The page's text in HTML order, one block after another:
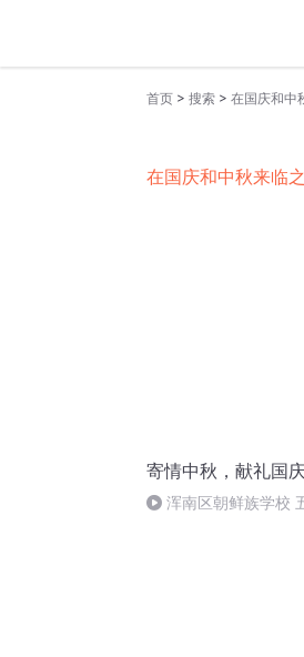
首页 > 搜索 > 在国庆和中
在国庆和中秋来临
寄情中秋，献礼国
浑南区朝鲜族学校